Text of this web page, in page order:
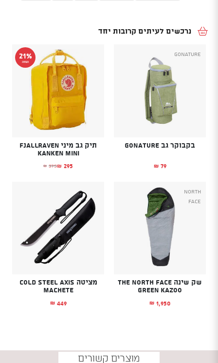
נרכשים לעיתים קרובות יחד
GoNature
בקבוקר גב GONATURE
₪ 79
21%
הנחה
תיק גב מיני Fjallraven
Kanken Mini
₪ 375
המחיר המקורי היה: ₪375.₪ 295 המחיר הנוכחי הוא: ₪295.
North
Face
שק שינה The North Face
Green Kazoo
₪ 1,950
מציטה COLD STEEL AXIS
MACHETE
₪ 449
מוצרים קשורים